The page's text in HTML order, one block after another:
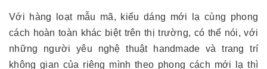
Với hàng loạt mẫu mã, kiểu dáng mới lạ cùng phong
cách hoàn toàn khác biệt trên thị trường, có thể nói, với
những người yêu nghệ thuật handmade và trang trí
không gian của riêng mình theo phong cách mới lạ thì